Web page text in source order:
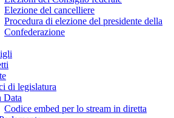
Elezione del cancelliere
Procedura di elezione del presidente della
Confederazione
di legislatura
Data
Codice embed per lo stream in diretta